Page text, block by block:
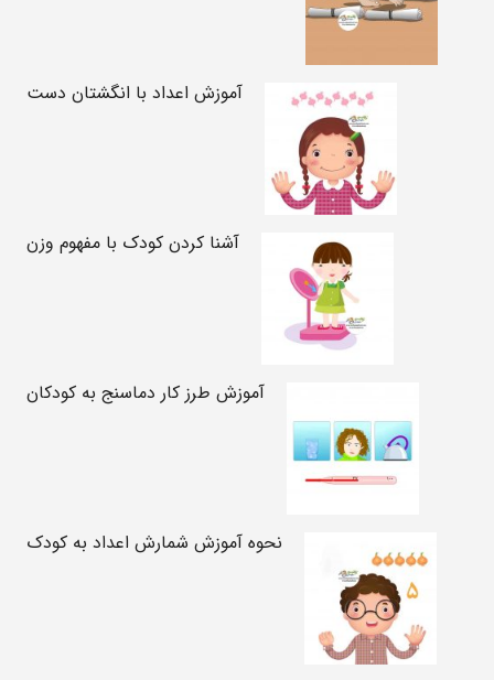
آموزش اعداد با انگشتان دست
آشنا کردن کودک با مفهوم وزن
آموزش طرز کار دماسنج به کودکان
نحوه آموزش شمارش اعداد به کودک